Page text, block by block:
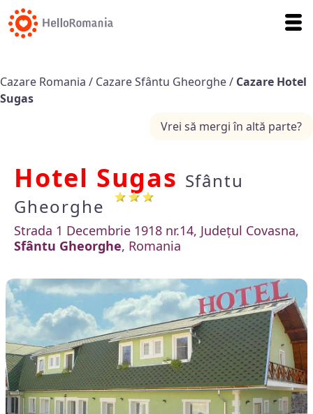
Cazare Romania / Cazare Sfântu Gheorghe/ Cazare Hotel
Sugas
Vrei să mergi în altă parte?
Hotel Sugas Sfântu
Gheorghe
Strada 1 Decembrie 1918 nr.14, Județul Covasna,
Sfântu Gheorghe, Romania